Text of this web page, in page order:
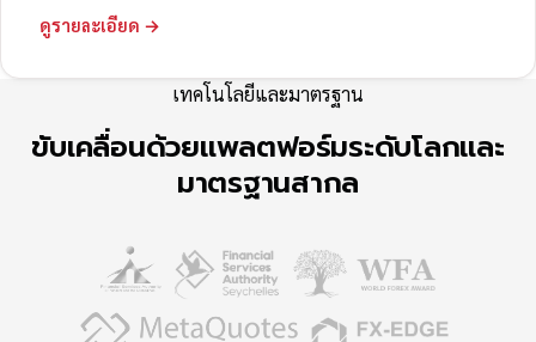
ดูรายละเอียด →
เทคโนโลยีและมาตรฐาน
ขับเคลื่อนด้วยแพลตฟอร์มระดับโลกและ
มาตรฐานสากล